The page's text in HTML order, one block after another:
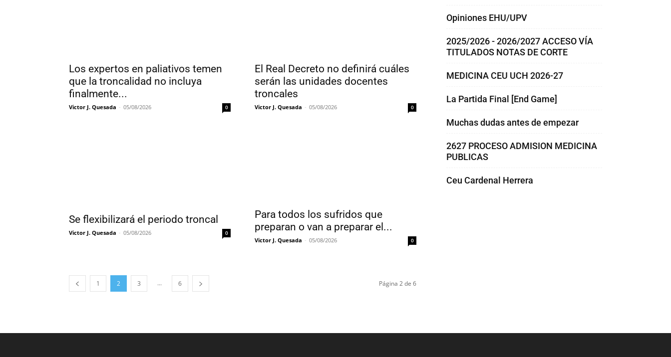
Los expertos en paliativos temen
que la troncalidad no incluya
finalmente...
Victor J. Quesada - 05/08/2026 0
El Real Decreto no definirá cuáles
serán las unidades docentes
troncales
Victor J. Quesada - 05/08/2026 0
Se flexibilizará el periodo troncal
Victor J. Quesada - 05/08/2026 0
Para todos los sufridos que
preparan o van a preparar el...
Victor J. Quesada - 05/08/2026 0
1 2 3 ... 6 Página 2 de 6
Opiniones EHU/UPV
2025/2026 - 2026/2027 ACCESO VÍA
TITULADOS NOTAS DE CORTE
MEDICINA CEU UCH 2026-27
La Partida Final [End Game]
Muchas dudas antes de empezar
2627 PROCESO ADMISION MEDICINA
PUBLICAS
Ceu Cardenal Herrera